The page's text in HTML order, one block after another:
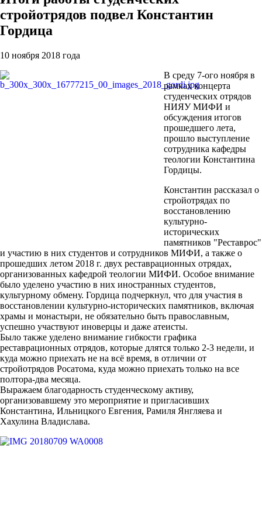
стройотрядов подвел Константин
Гордица
10 ноября 2018 года
В среду 7-ого ноября в
рамках концерта
студенческих отрядов
НИЯУ МИФИ и
обсуждения итогов
прошедшего лета,
прошло выступление
сотрудника кафедры
теологии Константина
Гордицы.
Константин рассказал о
стройотрядах по
восстановлению
культурно-
исторических
памятников "Реставрос"
и участию в них студентов и сотрудников МИФИ, а также о
прошедших летом 2018 г. двух реставрационных отрядах,
организованных кафедрой теологии МИФИ. Особое внимание
было уделено участию в них иностранных студентов,
культурному обмену. Гордица подчеркнул, что для участия в
восстановлении культурно-исторических памятников, включая
храмы и монастыри, не обязательно быть православным,
успешно участвуют иноверцы и даже атеисты.
Было также уделено внимание гибкости графика
реставрационных отрядов, которые длятся только 2-3 недели, и
куда можно приехать не на всё время, в отличии от
стройотрядов Росатома, куда можно приехать только на все
полтора-два месяца.
Выражаем благодарность студенческому активу,
организовавшему это мероприятие и пригласивших
Константина, Ильницкого Евгения, Рамиля Янгляева и
Хахулина Владислава.